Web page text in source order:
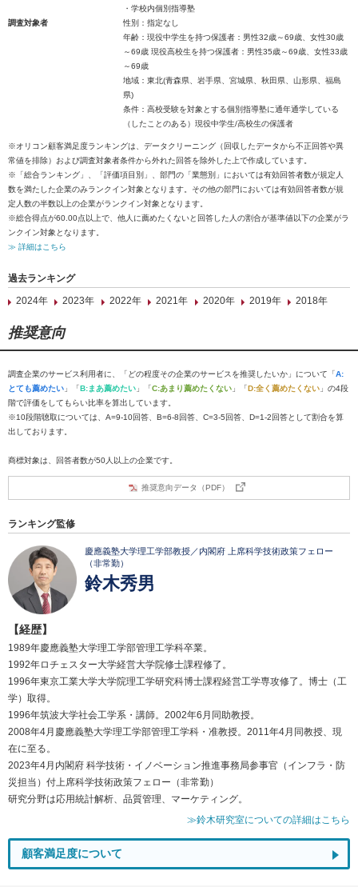
・学校内個別指導塾
調査対象者
性別：指定なし
年齢：現役中学生を持つ保護者：男性32歳～69歳、女性30歳
～69歳 現役高校生を持つ保護者：男性35歳～69歳、女性33歳
～69歳
地域：東北(青森県、岩手県、宮城県、秋田県、山形県、福島
県)
条件：高校受験を対象とする個別指導塾に通年通学している
（したことのある）現役中学生/高校生の保護者
※オリコン顧客満足度ランキングは、データクリーニング（回収したデータから不正回答や異
常値を排除）および調査対象者条件から外れた回答を除外した上で作成しています。
※「総合ランキング」、「評価項目別」、部門の「業態別」においては有効回答者数が規定人
数を満たした企業のみランクイン対象となります。その他の部門においては有効回答者数が規
定人数の半数以上の企業がランクイン対象となります。
※総合得点が60.00点以上で、他人に薦めたくないと回答した人の割合が基準値以下の企業がラ
ンクイン対象となります。
≫ 詳細はこちら
過去ランキング
2024年
2023年 2022年 2021年 2020年 2019年 2018年
推奨意向
調査企業のサービス利用者に、「どの程度その企業のサービスを推奨したいか」について「A:
とても薦めたい 」「B:まあ薦めたい 」「C:あまり薦めたくない 」「D:全く薦めたくない 」の4段
階で評価をしてもらい比率を算出しています。
※10段階聴取については、A=9-10回答、B=6-8回答、C=3-5回答、D=1-2回答として割合を算
出しております。
商標対象は、回答者数が50人以上の企業です。
推奨意向データ（PDF）
ランキング監修
慶應義塾大学理工学部教授／内閣府 上席科学技術政策フェロー
（非常勤）
鈴木秀男
【経歴】
1989年慶應義塾大学理工学部管理工学科卒業。
1992年ロチェスター大学経営大学院修士課程修了。
1996年東京工業大学大学院理工学研究科博士課程経営工学専攻修了。博士（工
学）取得。
1996年筑波大学社会工学系・講師。2002年6月同助教授。
2008年4月慶應義塾大学理工学部管理工学科・准教授。2011年4月同教授、現
在に至る。
2023年4月内閣府 科学技術・イノベーション推進事務局参事官（インフラ・防
災担当）付上席科学技術政策フェロー（非常勤）
研究分野は応用統計解析、品質管理、マーケティング。
≫鈴木研究室についての詳細はこちら
顧客満足度について